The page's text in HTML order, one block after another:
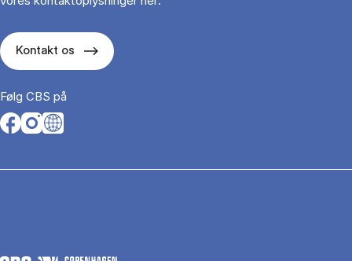
Kontakt os
Følg CBS på
Opens in a new tab
Opens in a new tab
Opens in a new tab